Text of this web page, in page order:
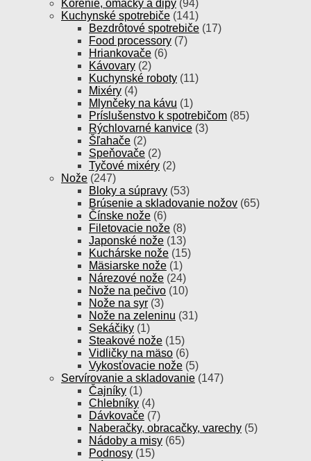
Korenie, omáčky a dipy (94)
Kuchynské spotrebiče (141)
Bezdrôtové spotrebiče (17)
Food processory (7)
Hriankovače (6)
Kávovary (2)
Kuchynské roboty (11)
Mixéry (4)
Mlynčeky na kávu (1)
Príslušenstvo k spotrebičom (85)
Rýchlovarné kanvice (3)
Šľahače (2)
Speňovače (2)
Tyčové mixéry (2)
Nože (247)
Bloky a súpravy (53)
Brúsenie a skladovanie nožov (65)
Čínske nože (6)
Filetovacie nože (8)
Japonské nože (13)
Kuchárske nože (15)
Mäsiarske nože (1)
Nárezové nože (24)
Nože na pečivo (10)
Nože na syr (3)
Nože na zeleninu (31)
Sekáčiky (1)
Steakové nože (15)
Vidličky na mäso (6)
Vykosťovacie nože (5)
Servírovanie a skladovanie (147)
Čajníky (1)
Chlebníky (4)
Dávkovače (7)
Naberačky, obracačky, varechy (5)
Nádoby a misy (65)
Podnosy (15)